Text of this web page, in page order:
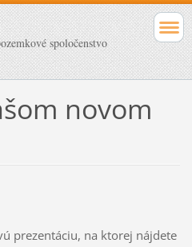
spoločenstvo
novom
prezentáciu, na ktorej nájdete